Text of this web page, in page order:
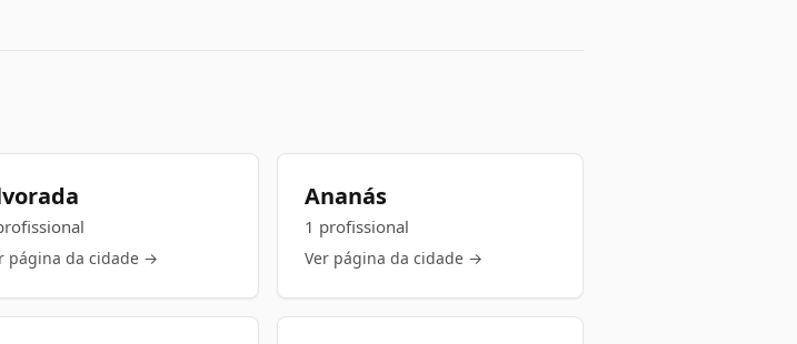
página da cidade →
Ananás
1 profissional
Ver página da cidade →